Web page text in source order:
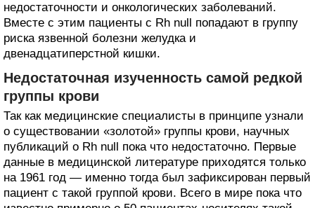
недостаточности и онкологических заболеваний.
Вместе с этим пациенты с Rh null попадают в группу
риска язвенной болезни желудка и
двенадцатиперстной кишки.
Недостаточная изученность самой редкой
группы крови
Так как медицинские специалисты в принципе узнали
о существовании «золотой» группы крови, научных
публикаций о Rh null пока что недостаточно. Первые
данные в медицинской литературе приходятся только
на 1961 год — именно тогда был зафиксирован первый
пациент с такой группой крови. Всего в мире пока что